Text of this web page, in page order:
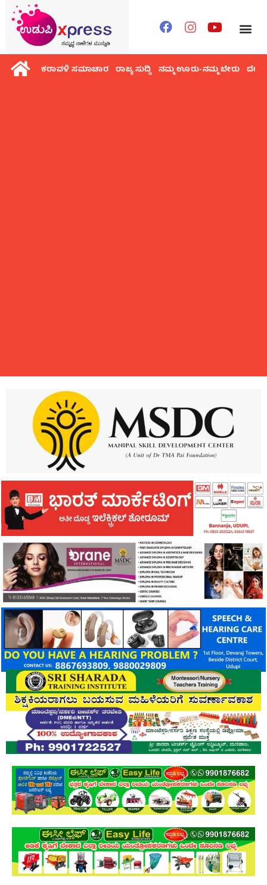
ಕರಾವಳಿ ಸಮಾಚಾರ ರಾಜ್ಯ ಸುದ್ದಿ ನಮ್ಮ ಊರು-ನಮ್ಮ ಬೇರು ದೇಶ